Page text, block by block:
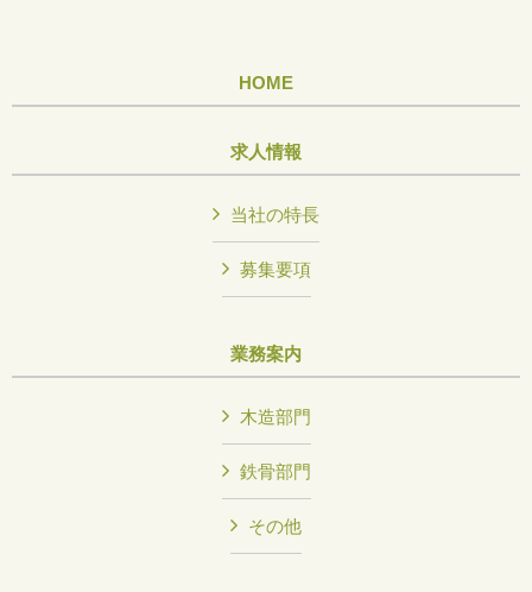
HOME
求人情報
当社の特長
募集要項
業務案内
木造部門
鉄骨部門
その他